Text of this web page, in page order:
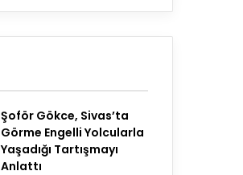
Şoför Gökce, Sivas’ta
Görme Engelli Yolcularla
Yaşadığı Tartışmayı
Anlattı